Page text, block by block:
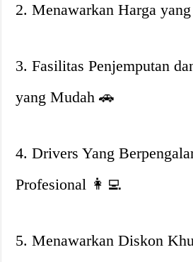
2. Menawarkan Harga
3. Fasilitas Penjemputan
yang Mudah🚗
4. Drivers Yang
Profesional 👩‍💻
5. Menawarkan Diskon